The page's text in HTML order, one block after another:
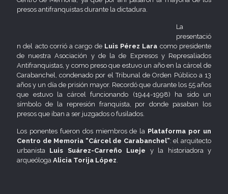
presos antifranquistas durante la dictadura.
La
presentació
n del acto corrió a cargo de Luis Pérez Lara como presidente
de nuestra Asociación y de la de Expresos y Represaliados
Antifranquistas, y como preso que estuvo un año en la cárcel de
Carabanchel, condenado por el Tribunal de Orden Público a 13
años y un día de prisión mayor. Recordó que durante los 55 años
que estuvo la cárcel funcionando (1944-1998) ha sido un
símbolo de la represión franquista, por donde pasaban los
presos que iban a ser juzgados o fusilados.
Los ponentes fueron dos miembros de la Plataforma por un
Centro de Memoria “Cárcel de Carabanchel”: el arquitecto
urbanista Luis Suárez-Carreño Lueje y la historiadora y
arqueóloga Alicia Torija López.